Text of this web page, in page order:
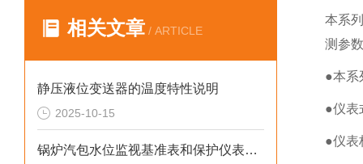
相关文章 / ARTICLE
静压液位变送器的温度特性说明
2025-10-15
锅炉汽包水位监视基准表和保护仪表选型
本系
测参
●本系
●仪表
●仪表